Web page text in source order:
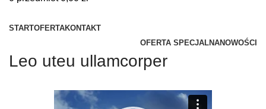
STARTOFERTAKONTAKT
OFERTA SPECJALNANOWOŚCI
Leo uteu ullamcorper